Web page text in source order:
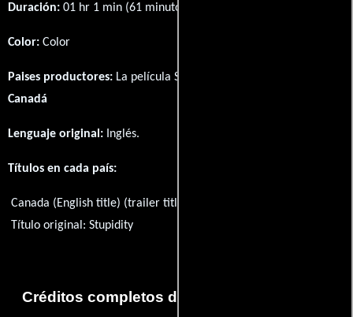
Duración: 01 hr 1 min (61 minutos) .
Color: Color
Paises productores: La película Stupidity fué producida en
Canadá
Lenguaje original: Inglés.
Títulos en cada país:
Canada (English title) (trailer title):
Título original:Stupidity
Créditos completos de la película Stupidity